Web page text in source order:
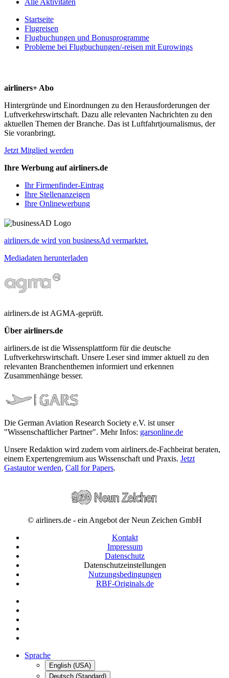
Startseite
Flugreisen
Flugbuchungen und Bonusprogramme
Probleme bei Flugbuchungen/-reisen mit Eurowings
airliners+ Abo
Hintergründe und Einordnungen zu den Herausforderungen der
Luftverkehrswirtschaft. Dazu alle relevanten Nachrichten zu den
aktuellen Themen der Branche. Das ist Luftfahrtjournalismus, der
Sie voranbringt.
Jetzt Mitglied werden
Ihre Werbung auf airliners.de
Ihr Firmenfinder-Eintrag
Ihre Stellenanzeigen
Ihre Onlinewerbung
airliners.de wird von businessAd vermarktet.
Mediadaten herunterladen
airliners.de ist AGMA-geprüft.
Über airliners.de
airliners.de ist die Wissensplattform für die deutsche
Luftverkehrswirtschaft. Unsere Leser sind immer aktuell zu den
relevanten Branchenthemen informiert und erkennen
Zusammenhänge besser.
Die German Aviation Research Society e.V. ist unser
"Wissenschaftlicher Partner". Mehr Infos: garsonline.de
Unsere Redaktion wird zudem vom airliners.de-Fachbeirat beraten,
einem Expertengremium aus Wissenschaft und Praxis. Jetzt
Gastautor werden, Call for Papers.
© airliners.de - ein Angebot der Neun Zeichen GmbH
Kontakt
Impressum
Datenschutz
Datenschutzeinstellungen
Nutzungsbedingungen
RBF-Originals.de
Sprache
English (USA)
Deutsch (Standard)